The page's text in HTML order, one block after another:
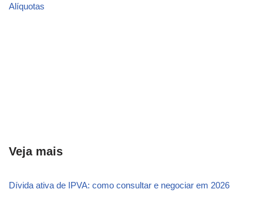
Alíquotas
Veja mais
Dívida ativa de IPVA: como consultar e negociar em 2026